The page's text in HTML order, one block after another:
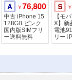
A ￥76,800
中古 iPhone 15
128GB ピンク
国内版SIMフリ
ー送料無料
S ￥
【モ
X】新
電池
リー
128GB